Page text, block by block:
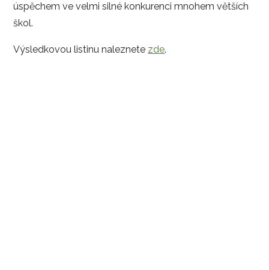
úspěchem ve velmi silné konkurenci mnohem větších
škol.
Výsledkovou listinu naleznete zde.